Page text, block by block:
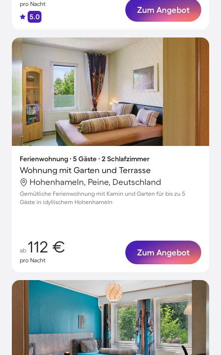
pro Nacht
5.0
Zum Angebot
Ferienwohnung ∙ 5 Gäste ∙ 2 Schlafzimmer
Wohnung mit Garten und Terrasse
Hohenhameln, Peine, Deutschland
Gemütliche Ferienwohnung mit Kamin und Garten für bis zu 5
Gäste in idyllischem Hohenhameln
ab 112 €
pro Nacht
Zum Angebot